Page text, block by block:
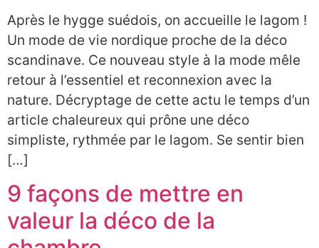
Après le hygge suédois, on accueille le lagom !
Un mode de vie nordique proche de la déco
scandinave. Ce nouveau style à la mode mêle
retour à l’essentiel et reconnexion avec la
nature. Décryptage de cette actu le temps d’un
article chaleureux qui prône une déco
simpliste, rythmée par le lagom. Se sentir bien
[…]
9 façons de mettre en
valeur la déco de la